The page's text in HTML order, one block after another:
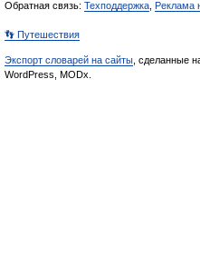
Обратная связь: Техподдержка Реклама
👣 Путешествия
Экспорт словарей на сайты , сделанные
WordPress, MODx.